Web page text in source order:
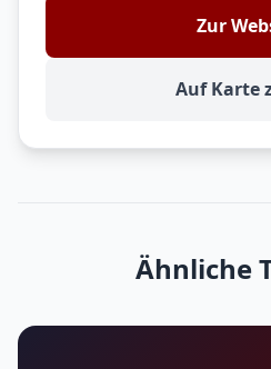
Zur
Auf Karte
Ähnliche